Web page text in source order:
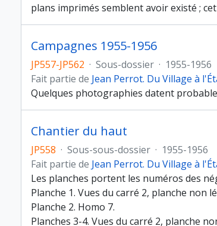
plans imprimés semblent avoir existé ;
Campagnes 1955-1956
JP557-JP562 · Sous-dossier · 1955-1956
Fait partie de Jean Perrot. Du Village à
Quelques photographies datent
Chantier du haut
JP558 · Sous-sous-dossier · 1955-1956
Fait partie de Jean Perrot. Du Village à
Les planches portent les numéros des
Planche 1. Vues du carré 2, planche non
Planche 2. Homo 7.
Planches 3-4. Vues du carré 2, planche